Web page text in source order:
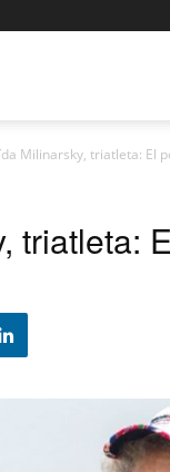
Milinarsky, triatleta: El
triatleta: